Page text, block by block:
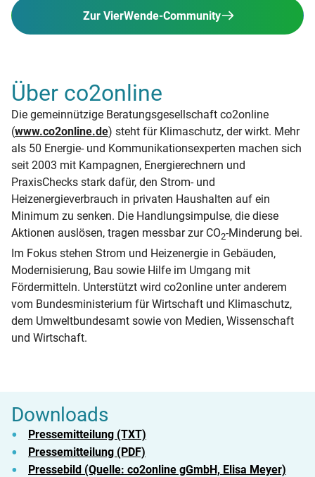
Zur VierWende-Community
Über co2online
Die gemeinnützige Beratungsgesellschaft co2online
(www.co2online.de) steht für Klimaschutz, der wirkt. Mehr
als 50 Energie- und Kommunikationsexperten machen sich
seit 2003 mit Kampagnen, Energierechnern und
PraxisChecks stark dafür, den Strom- und
Heizenergieverbrauch in privaten Haushalten auf ein
Minimum zu senken. Die Handlungsimpulse, die diese
Aktionen auslösen, tragen messbar zur CO2-Minderung bei.
Im Fokus stehen Strom und Heizenergie in Gebäuden,
Modernisierung, Bau sowie Hilfe im Umgang mit
Fördermitteln. Unterstützt wird co2online unter anderem
vom Bundesministerium für Wirtschaft und Klimaschutz,
dem Umweltbundesamt sowie von Medien, Wissenschaft
und Wirtschaft.
Downloads
Pressemitteilung (TXT)
Pressemitteilung (PDF)
Pressebild (Quelle: co2online gGmbH, Elisa Meyer)